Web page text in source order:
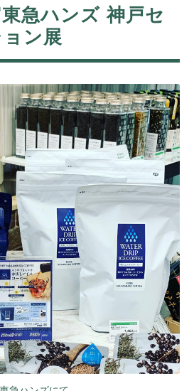
急ハンズ 神戸セ
ン展